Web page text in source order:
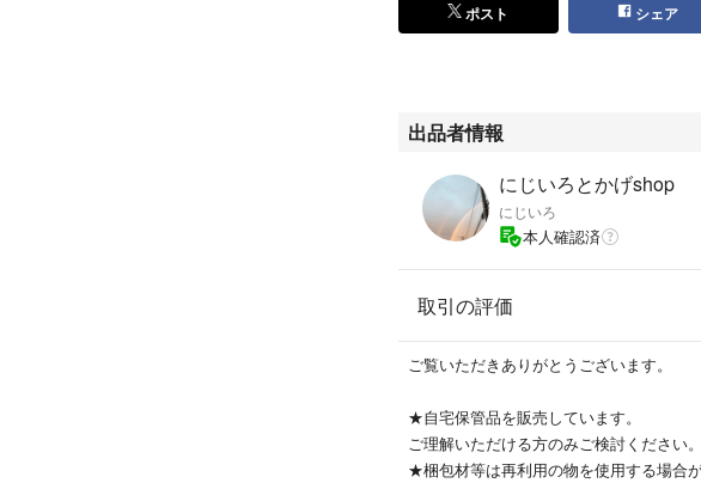
ポスト シェア
出品者情報
にじいろとかげshop
にじいろ
本人確認済
取引の評価
ご覧いただきありがとうございます。
★自宅保管品を販売しています。
ご理解いただける方のみご検討ください。
★梱包材等は再利用の物を使用する場合が